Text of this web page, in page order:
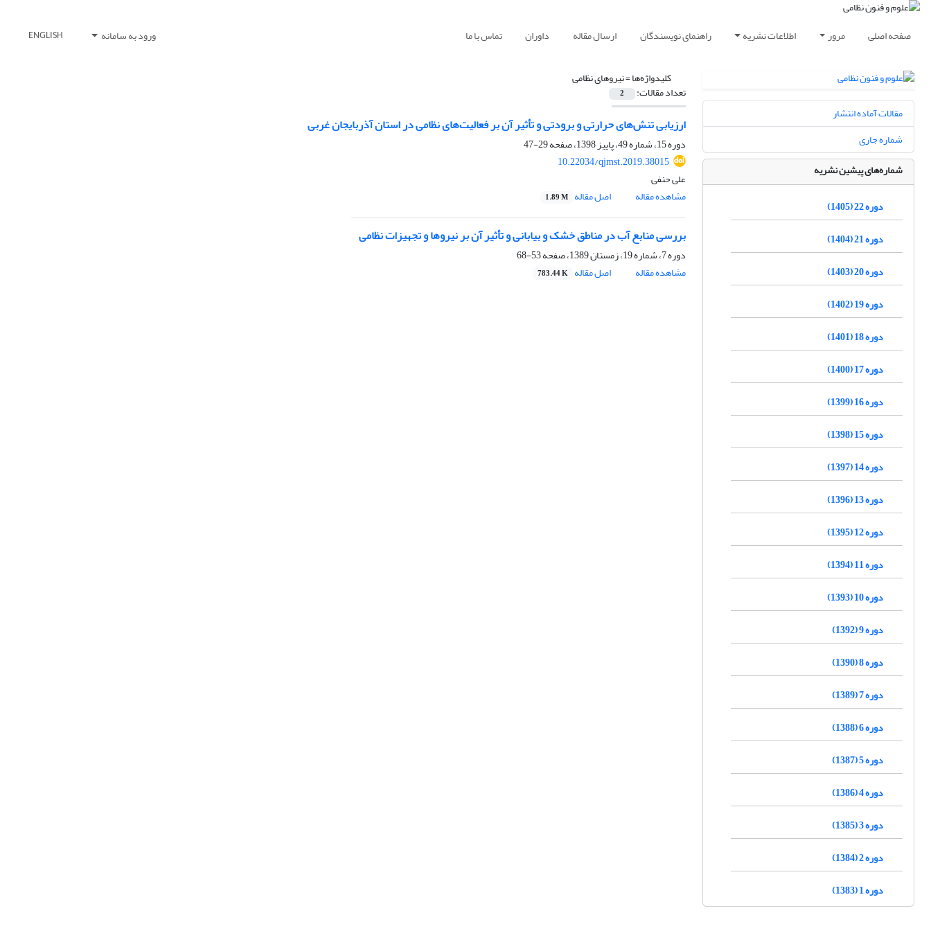
صفحه اصلی مرور اطلاعات نشریه راهنمای نویسندگان ارسال مقاله داوران تماس با ما ورود به سامانه ENGLISH
کلیدواژه‌ها =نیروهای نظامی
تعداد مقالات: 2
ارزیابی تنش‌های حرارتی و برودتی و تأثیر آن بر فعالیت‌های نظامی در استان آذربایجان غربی
دوره 15، شماره 49، پاییز 1398، صفحه
29-47
10.22034/qjmst.2019.38015
علی حنفی
مشاهده مقاله
اصل مقاله 1.89 M
بررسی منابع آب در مناطق خشک و بیابانی و تأثیر آن بر نیروها و تجهیزات نظامی
دوره 7، شماره 19، زمستان 1389، صفحه
53-68
مشاهده مقاله
اصل مقاله 783.44 K
مقالات آماده انتشار
شماره جاری
شماره‌های پیشین نشریه
دوره 22 (1405)
دوره 21 (1404)
دوره 20 (1403)
دوره 19 (1402)
دوره 18 (1401)
دوره 17 (1400)
دوره 16 (1399)
دوره 15 (1398)
دوره 14 (1397)
دوره 13 (1396)
دوره 12 (1395)
دوره 11 (1394)
دوره 10 (1393)
دوره 9 (1392)
دوره 8 (1390)
دوره 7 (1389)
دوره 6 (1388)
دوره 5 (1387)
دوره 4 (1386)
دوره 3 (1385)
دوره 2 (1384)
دوره 1 (1383)